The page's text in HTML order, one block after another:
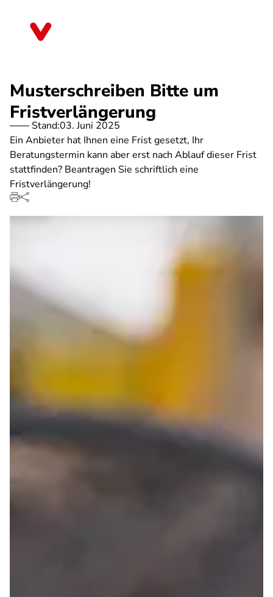
Musterschreiben Bitte um
Fristverlängerung
Stand:03. Juni 2025
Ein Anbieter hat Ihnen eine Frist gesetzt, Ihr
Beratungstermin kann aber erst nach Ablauf dieser Frist
stattfinden? Beantragen Sie schriftlich eine
Fristverlängerung!